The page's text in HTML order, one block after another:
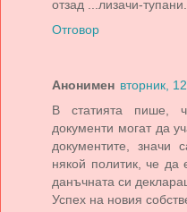
отзад ...лизачи-тупани.
Отговор
Анонимен вторник,
В статията пише,
документи могат да
документите,
някой политик, че да
данъчната си
Успех на новия